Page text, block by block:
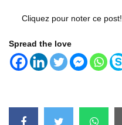
Cliquez pour noter ce post!
Spread the love